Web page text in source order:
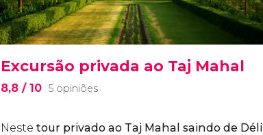
Excursão privada ao Taj Mahal
8,8 / 10 5 opiniões
Neste tour privado ao Taj Mahal saindo de Déli